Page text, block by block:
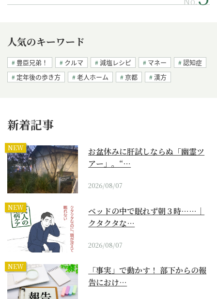
人気のキーワード
豊臣兄弟！ クルマ 減塩レシピ マネー
認知症
定年後の歩き方
老人ホーム 京都 漢方
新着記事
NEW
お盆休みに肝試しならぬ「幽霊ツ
アー」。“…
2026/08/07
NEW
ベッドの中で眠れず朝３時……｜
クタクタな…
2026/08/07
NEW
「事実」で動かす！ 部下からの報
告におけ…